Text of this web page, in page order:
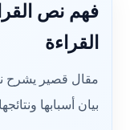
فهم نص
القراءة
مقال قصير يشرح
بيان أسبابها